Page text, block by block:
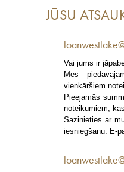
JŪSU
Vai jums ir
Mēs
vienkāršiem
Pieejamās
noteikumiem,
Sazinieties ar
iesniegšanu. E-